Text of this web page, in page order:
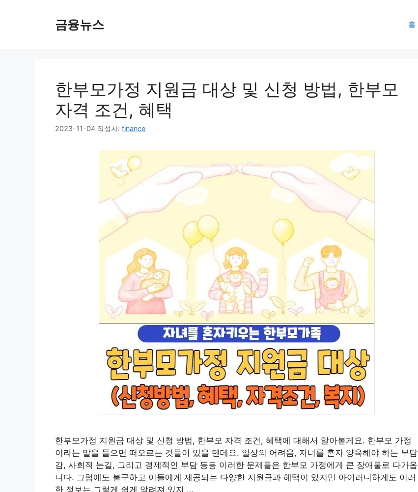
금융뉴스 홈
한부모가정 지원금 대상 및 신청 방법, 한부모
자격 조건, 혜택
2023-11-04 작성자: finance
한부모가정 지원금 대상 및 신청 방법, 한부모 자격 조건, 혜택에 대해서 알아볼게요. 한부모 가정
이라는 말을 들으면 떠오르는 것들이 있을 텐데요. 일상의 어려움, 자녀를 혼자 양육해야 하는 부담
감, 사회적 눈길, 그리고 경제적인 부담 등등 이러한 문제들은 한부모 가정에게 큰 장애물로 다가옵
니다. 그럼에도 불구하고 이들에게 제공되는 다양한 지원금과 혜택이 있지만 아이러니하게도 이러
한 정보는 그렇게 쉽게 알려져 있지 …